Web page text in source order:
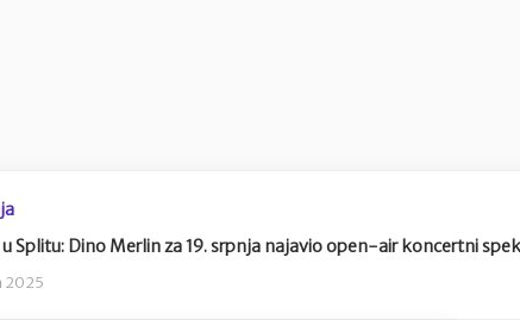
u Splitu: Dino Merlin za 19. srpnja najavio open-air koncertni
2025